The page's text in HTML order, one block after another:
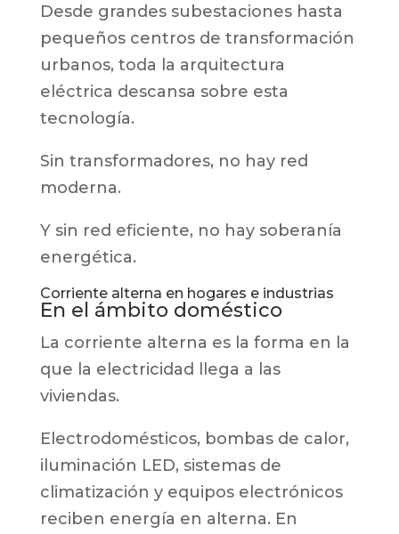
Desde grandes subestaciones hasta
pequeños centros de transformación
urbanos, toda la arquitectura
eléctrica descansa sobre esta
tecnología.
Sin transformadores, no hay red
moderna.
Y sin red eficiente, no hay soberanía
energética.
Corriente alterna en hogares e industrias
En el ámbito doméstico
La corriente alterna es la forma en la
que la electricidad llega a las
viviendas.
Electrodomésticos, bombas de calor,
iluminación LED, sistemas de
climatización y equipos electrónicos
reciben energía en alterna. En